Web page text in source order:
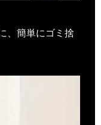
、簡単にゴミ捨